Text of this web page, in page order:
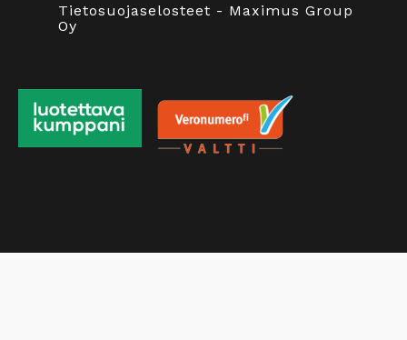
Tietosuojaselosteet - Maximus Group
Oy